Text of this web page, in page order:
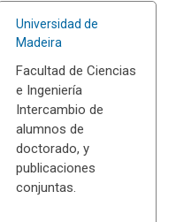
Universidad de
Madeira
Facultad de Ciencias
e Ingeniería
Intercambio de
alumnos de
doctorado, y
publicaciones
conjuntas.